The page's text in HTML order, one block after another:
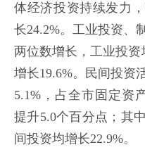
体经济投资持续发力
长24.2%。工业投资、
两位数增长，工业投资
增长19.6%。民间投资
5.1%，占全市固定资
提升5.0个百分点；其
间投资均增长22.9%。